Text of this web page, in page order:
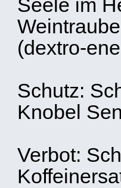
Seele im
(dextro-
Schutz:
Knobel
Verbot: